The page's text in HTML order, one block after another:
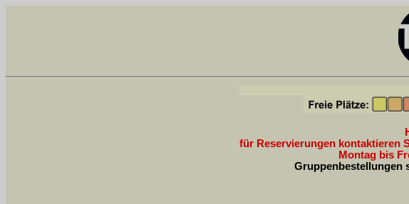
für Reservierungen kontaktieren
Montag bis
Gruppenbestellungen